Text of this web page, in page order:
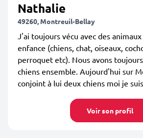
Nathalie
49260, Montreuil-Bellay
J'ai toujours vécu avec des
enfance (chiens, chat, oiseaux,
perroquet etc). Nous avons
chiens ensemble. Aujourd'hui sur
conjoint à lui deux chiens moi je
Voir son profil